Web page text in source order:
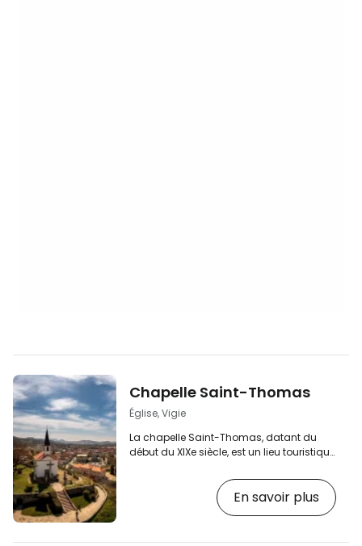
Chapelle Saint-Thomas
Église, Vigie
La chapelle Saint-Thomas, datant du
début du XIXe siècle, est un lieu touristique
et son point culminant. [btn "Voir les
hôtels à Ostrihome"
https://www.booking.com/city/hu/
En savoir plus